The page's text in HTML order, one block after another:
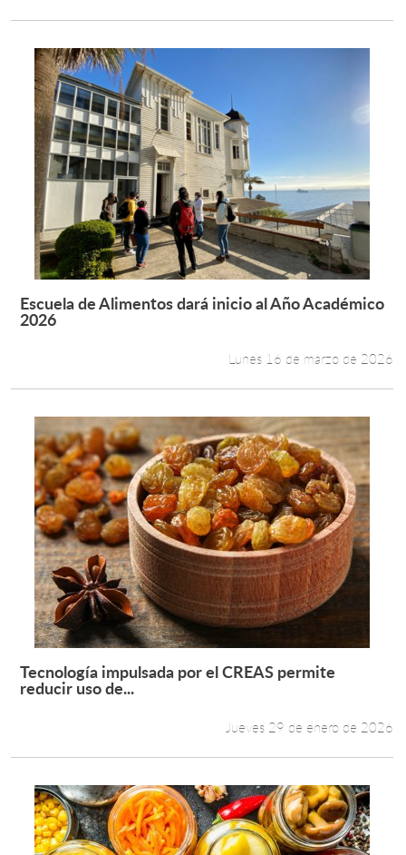
Leer más +
Escuela de Alimentos dará inicio al Año Académico
2026
Lunes 16 de marzo de 2026
Leer más +
Tecnología impulsada por el CREAS permite
reducir uso de...
Jueves 29 de enero de 2026